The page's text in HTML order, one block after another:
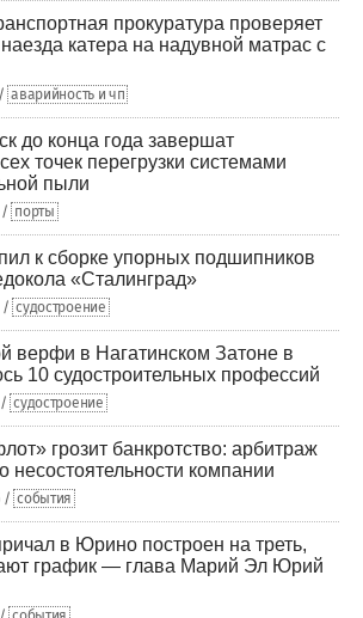
прокуратура проверяет
катера на надувной матрас с
/ аварийность и чп
до конца года завершат
точек перегрузки системами
пыли
/ порты
к сборке упорных подшипников
«Сталинград»
/ судостроение
верфи в Нагатинском Затоне в
10 судостроительных профессий
/ судостроение
грозит банкротство: арбитраж
несостоятельности компании
/ события
в Юрино построен на треть,
график — глава Марий Эл Юрий